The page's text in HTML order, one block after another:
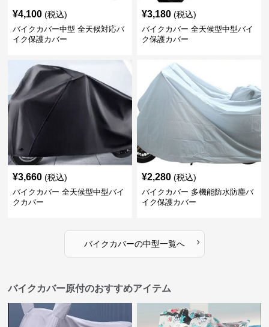
¥4,100 (税込)
バイクカバー中型 全天候対応バ
イク保護カバー
¥3,180 (税込)
バイクカバー 全天候型中型バイ
ク保護カバー
¥3,660 (税込)
バイクカバー 全天候型中型バイ
クカバー
¥2,280 (税込)
バイクカバー 多機能防水防塵バ
イク保護カバー
バイクカバーの中型一覧へ ›
バイクカバー原付のおすすめアイテム